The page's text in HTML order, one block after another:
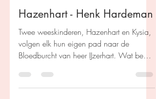
Kim Coenen
17 feb